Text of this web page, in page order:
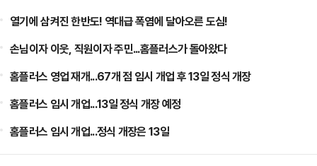
열기에 삼켜진 한반도! 역대급 폭염에 달아오른 도심!
손님이자 이웃, 직원이자 주민...홈플러스가 돌아왔다
홈플러스 영업 재개...67개 점 임시 개업 후 13일 정식 개장
홈플러스 임시 개업...13일 정식 개장 예정
홈플러스 임시 개업...정식 개장은 13일